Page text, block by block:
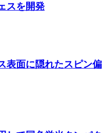
スを開発
表面に隠れたスピン偏